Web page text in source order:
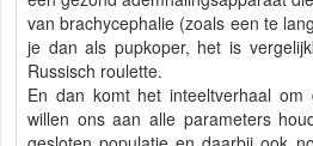
van brachycephalie (zoals een te
je dan als pupkoper, het is
Russisch roulette.
En dan komt het inteeltverhaal
willen ons aan alle parameters